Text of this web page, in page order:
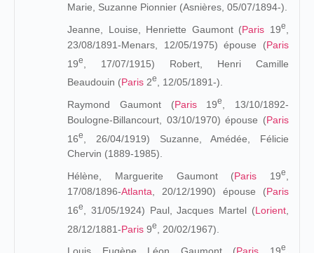
Marie, Suzanne Pionnier (Asnières, 05/07/1894-).
Jeanne, Louise, Henriette Gaumont (Paris 19e
23/08/1891-Menars, 12/05/1975) épouse (Paris
19e
, 17/07/1915) Robert, Henri Camille
Beaudouin (Paris 2e
, 12/05/1891-).
Raymond Gaumont (Paris19e
, 13/10/1892-
Boulogne-Billancourt, 03/10/1970) épouse (Paris
16e
, 26/04/1919) Suzanne, Amédée, Félicie
Chervin (1889-1985).
Hélène, Marguerite Gaumont (Paris 19e
17/08/1896-Atlanta , 20/12/1990) épouse (Paris
16e , 31/05/1924) Paul, Jacques Martel (Lorient
28/12/1881-Paris 9e
, 20/02/1967).
e